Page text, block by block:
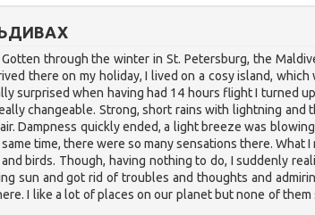
through the winter in St. Petersburg, the
there on my holiday, I lived on a cosy island, which
surprised when having had 14 hours flight I turned
changeable. Strong, short rains with lightning and
Dampness quickly ended, a light breeze was
time, there were so many sensations there. What I
birds. Though, having nothing to do, I suddenly
sun and got rid of troubles and thoughts and
I like a lot of places on our planet but none of them